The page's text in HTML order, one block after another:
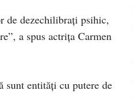
de dezechilibrați psihic,
a spus actrița Carmen
sunt entităţi cu putere de